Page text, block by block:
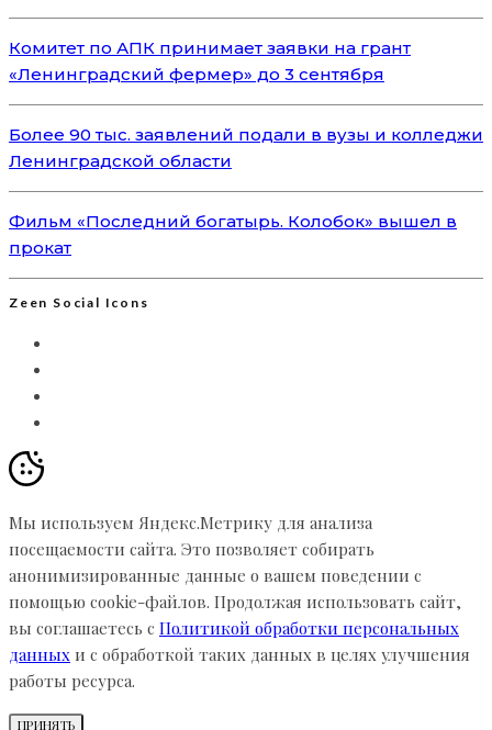
Комитет по АПК принимает заявки на грант
«Ленинградский фермер» до 3 сентября
Более 90 тыс. заявлений подали в вузы и колледжи
Ленинградской области
Фильм «Последний богатырь. Колобок» вышел в
прокат
Zeen Social Icons
Мы используем Яндекс.Метрику для анализа
посещаемости сайта. Это позволяет собирать
анонимизированные данные о вашем поведении с
помощью cookie-файлов. Продолжая использовать сайт,
вы соглашаетесь с Политикой обработки персональных
данных и с обработкой таких данных в целях улучшения
работы ресурса.
ПРИНЯТЬ